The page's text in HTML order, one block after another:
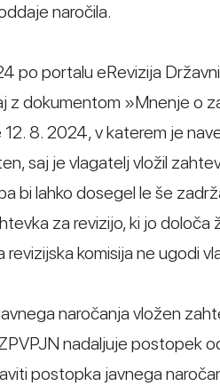
naročila.
po portalu eRevizija
z dokumentom »Mnenje o
8. 2024, v katerem je
saj je vlagatelj vložil
bi lahko dosegel le še
za revizijo, ki jo določa
revizijska komisija ne ugodi
naročanja vložen
nadaljuje postopek
postopka javnega